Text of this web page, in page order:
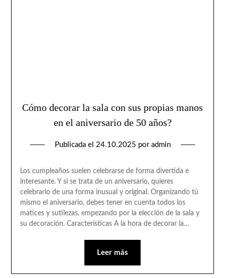
Cómo decorar la sala con sus propias manos
en el aniversario de 50 años?
Publicada el 24.10.2025 por admin
Los cumpleaños suelen celebrarse de forma divertida e
interesante. Y si se trata de un aniversario, quieres
celebrarlo de una forma inusual y original. Organizando tú
mismo el aniversario, debes tener en cuenta todos los
matices y sutilezas, empezando por la elección de la sala y
su decoración. Características A la hora de decorar la…
Leer más